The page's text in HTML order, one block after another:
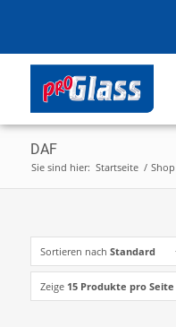
DAF
Sie sind hier: Startseite / Shop
Sortieren nach Standard
Zeige 15 Produkte pro Seite